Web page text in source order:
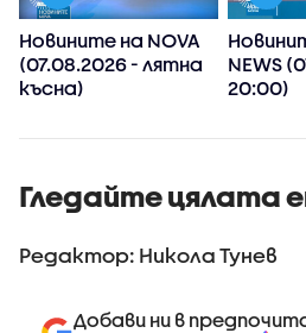
Новините на NOVA
(07.08.2026 - лятна
късна)
NEWS
20:00)
Гледайте цялата
Редактор: Никола Тунев
Добави ни в